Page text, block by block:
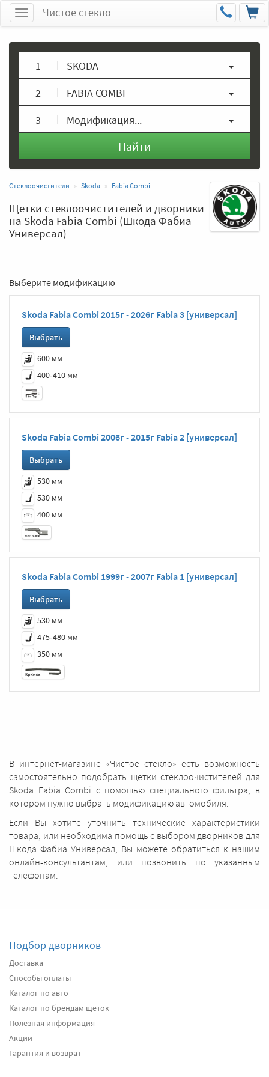
МенюЧистое стекло
1
SKODA
2
FABIA COMBI
3
Модификация...
Найти
Стеклоочистители Skoda Fabia Combi
Щетки стеклоочистителей и дворники
на Skoda Fabia Combi (Шкода Фабиа
Универсал)
Выберите модификацию
Skoda Fabia Combi 2015г - 2026г Fabia 3 [универсал]
Выбрать
600 мм
400‑410 мм
Skoda Fabia Combi 2006г - 2015г Fabia 2 [универсал]
Выбрать
530 мм
530 мм
400 мм
Skoda Fabia Combi 1999г - 2007г Fabia 1 [универсал]
Выбрать
530 мм
475‑480 мм
350 мм
В интернет-магазине «Чистое стекло» есть возможность
самостоятельно подобрать щетки стеклоочистителей для
Skoda Fabia Combi с помощью специального фильтра, в
котором нужно выбрать модификацию автомобиля.
Если Вы хотите уточнить технические характеристики
товара, или необходима помощь с выбором дворников для
Шкода Фабиа Универсал, Вы можете обратиться к нашим
онлайн-консультантам, или позвонить по указанным
телефонам.
Подбор дворников
Доставка
Способы оплаты
Каталог по авто
Каталог по брендам щеток
Полезная информация
Акции
Гарантия и возврат